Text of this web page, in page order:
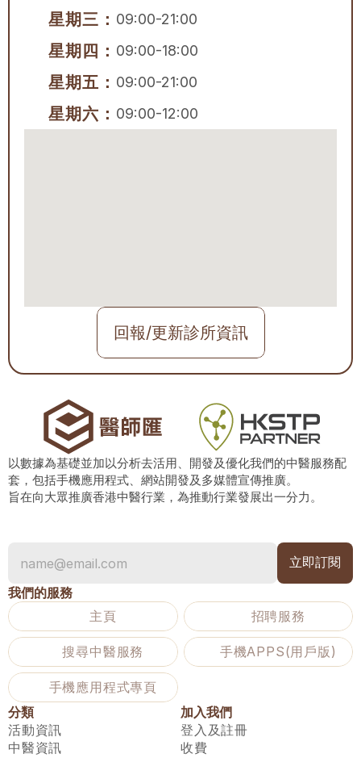
星期三： 09:00-21:00
星期四： 09:00-18:00
星期五： 09:00-21:00
星期六： 09:00-12:00
回報/更新診所資訊
以數據為基礎並加以分析去活用、開發及優化我們的中醫服務配
套，包括手機應用程式、網站開發及多媒體宣傳推廣。
旨在向大眾推廣香港中醫行業，為推動行業發展出一分力。
我們的服務
主頁
招聘服務
搜尋中醫服務 手機APPS(用戶版)
手機應用程式專頁
分類
活動資訊
中醫資訊
加入我們
登入及註冊
收費